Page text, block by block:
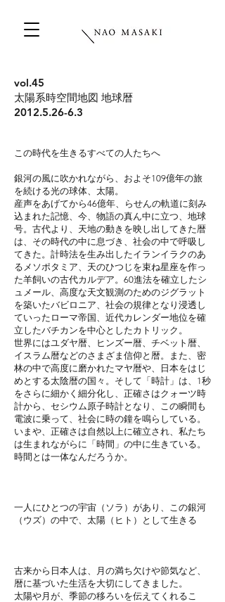
vol.45
太陽系時空間地図 地球暦
2012.5.26-6.3
この時代を生きるすべての人たちへ
銀河の風に吹かれながら、およそ109億年の旅
を続ける光の球体、太陽。
産声をあげてから46億年、らせんの軌道に刻み
込まれた記憶、今、物語の真ん中に立つ、地球
号。 古代より、天地の動きを映し出してきた暦
は、その時代の中に息づき、社会の中で呼吸し
てきた。 計時法を生み出したイランイラクのあ
るメソポタミア、天のひつじを束ね星座を作っ
た羊飼いの古代カルデア。 60進法を確立したシ
ュメール、高度な天文観測のためのジグラット
を築いたバビロニア、 社会の規律となり浸透し
ていったローマ帝国、近代カレンダー地位を確
立したバチカンを中心としたカトリック。
世界にはユダヤ暦、ヒンズー暦、チベット暦、
イスラム暦などのさまざま信仰と暦。
また、密
林の中で高度に磨かれたマヤ暦や、日本をはじ
めとする太陰暦の国々。 そして「時計」は、1秒
をさらに細かく細分化し、正確さはクォーツ時
計から、セシウム原子時計となり、 この瞬間も
電波に乗って、社会に時の鐘を鳴らしている。
いまや、正確さは自然以上に確立され、私たち
は生まれながらに「時間」の中に生きている。
時間とは一体なんだろうか。
一人にひとつの宇宙（ソラ）があり、この銀河
（ウズ）の中で、太陽（ヒト）として生きる
古来から日本人は、月の満ち欠けや節気など、
暦に基づいた生活を大切にしてきました。
太陽や月が、季節の移ろいを伝えてくれるこ